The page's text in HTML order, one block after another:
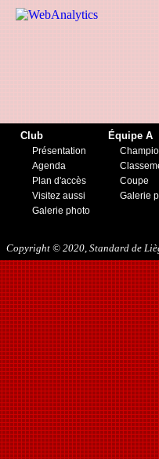
10/10/2015
27/08/2016
03/09/2016
17/09/2016
10/01/2017
18/02/2017
25/02/2017
29/04/2017
21/10/2017
06/01/2018
13/01/2018
03/02/2018
10/03/2018
05/05/2018
15/08/2018
12/01/2019
27/07/2019
17/08/2019
30/11/2019
14/12/2019
Club
Présentation
Agenda
Plan d'accès
Visitez aussi
Galerie photo
Équipe A
Coupe
Galerie
Copyright © 2020, Standard de